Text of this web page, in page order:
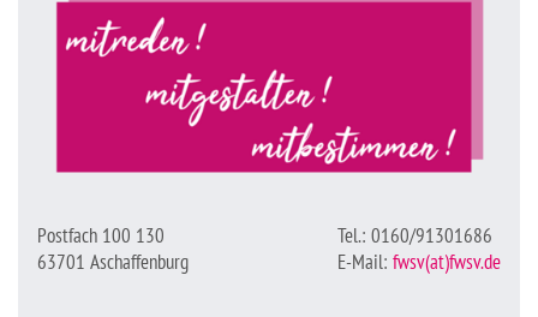
Postfach 100 130
63701 Aschaffenburg
Tel.: 0160/91301686
E-Mail: fwsv(at)fwsv.de